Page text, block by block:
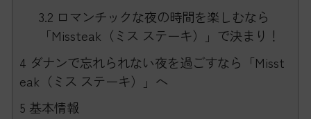
3.2 ロマンチックな夜の時間を楽しむなら
「Missteak（ミス ステーキ）」で決まり！
4 ダナンで忘れられない夜を過ごすなら「Misst
eak（ミス ステーキ）」へ
5 基本情報